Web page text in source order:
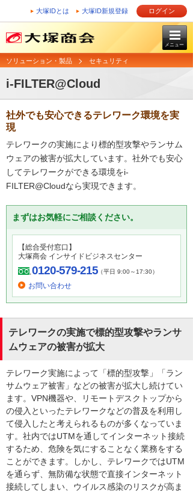
大塚IDとは 大塚ID新規登録 ログイン
メニュー
ソリューション・製品 セキュリティ
i-FILTER@Cloud
社外でも安心できるテレワーク環境を実
現
テレワークの実施により標的型攻撃やランサム
ウェアの被害が拡大しています。社外でも安心
してテレワークができる環境をi-
FILTER@Cloudなら実現できます。
まずはお気軽にご相談ください。
【総合受付窓口】
大塚商会 インサイドビジネスセンター
0120-579-215（平日 9:00～17:30）
お問い合わせ
テレワークの実施で標的型攻撃やランサ
ムウェアの被害が拡大
テレワーク実施によって「標的型攻撃」「ラン
サムウェア被害」などの被害が拡大し続けてい
ます。VPN機器や、リモートデスクトップから
の侵入といったテレワークなどの普及を利用し
て侵入したと考えられるものが多くなっていま
す。社内ではUTMを通してインターネット接続
するため、危険を気にすることなく業務をする
ことができます。しかし、テレワークではUTM
を通らず、無防備な状態で直接インターネット
接続してしまい、ウイルス感染のリスクが高ま